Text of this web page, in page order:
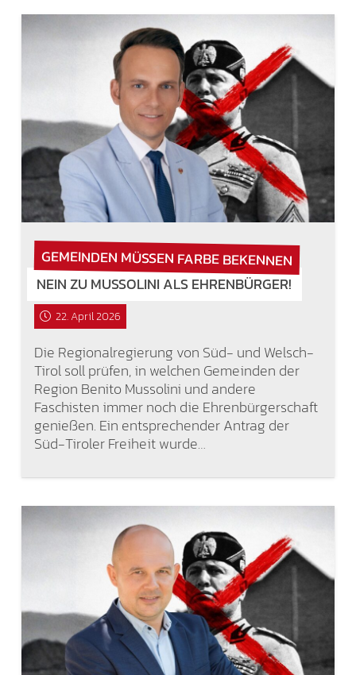
GEMEINDEN MÜSSEN FARBE BEKENNEN
NEIN ZU MUSSOLINI ALS EHRENBÜRGER!
22. April 2026
Die Regionalregierung von Süd- und Welsch-
Tirol soll prüfen, in welchen Gemeinden der
Region Benito Mussolini und andere
Faschisten immer noch die Ehrenbürgerschaft
genießen. Ein entsprechender Antrag der
Süd-Tiroler Freiheit wurde…